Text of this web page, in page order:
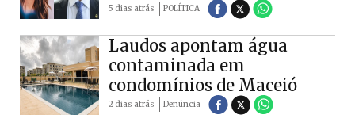
5 dias atrás POLÍTICA
Laudos apontam água
contaminada em
condomínios de Maceió
2 dias atrás Denúncia